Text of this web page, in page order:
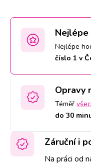
Nejlépe
Nejlépe
číslo 1 v
Opravy
Téměř
do 30
Záruční i
Na práci od